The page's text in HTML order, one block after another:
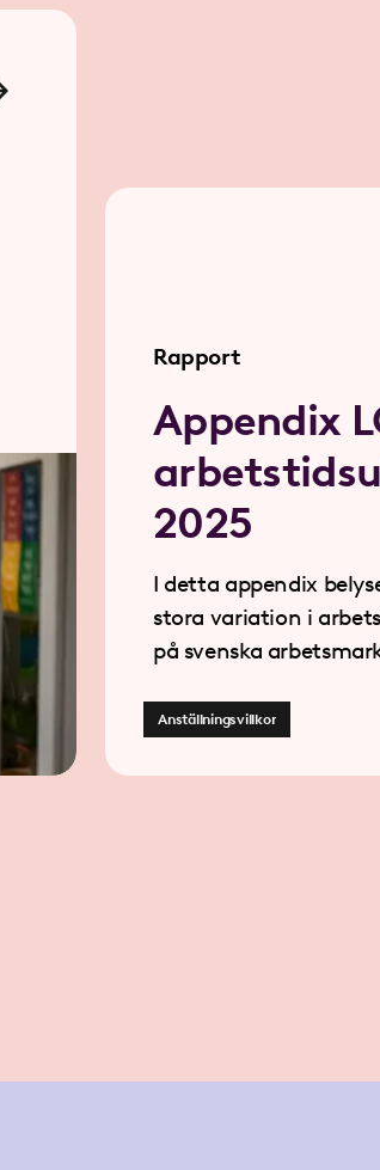
Rapport
Appendix
2025
I detta appendix
stora variation i
på svenska
Anställningsvillkor